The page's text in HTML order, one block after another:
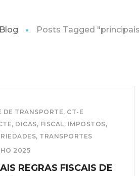
Blog Posts Tagged
DE TRANSPORTE, CT-E
, DICAS, FISCAL, IMPOSTOS,
, TRANSPORTES
2025
REGRAS FISCAIS DE